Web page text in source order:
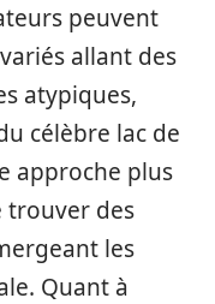
peuvent
allant des
atypiques,
célèbre lac de
approche plus
trouver des
les
Quant à